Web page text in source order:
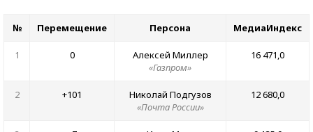
№ Перемещение Персона МедиаИндекс
1 0
Алексей Миллер
«Газпром»
16 471,0
2 +101
Николай Подгузов
«Почта России»
12 680,0